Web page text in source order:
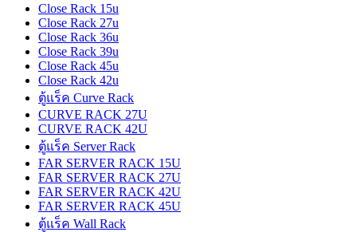
Close Rack 15u
Close Rack 27u
Close Rack 36u
Close Rack 39u
Close Rack 45u
Close Rack 42u
ตู้แร็ค Curve Rack
CURVE RACK 27U
CURVE RACK 42U
ตู้แร็ค Server Rack
FAR SERVER RACK 15U
FAR SERVER RACK 27U
FAR SERVER RACK 42U
FAR SERVER RACK 45U
ตู้แร็ค Wall Rack